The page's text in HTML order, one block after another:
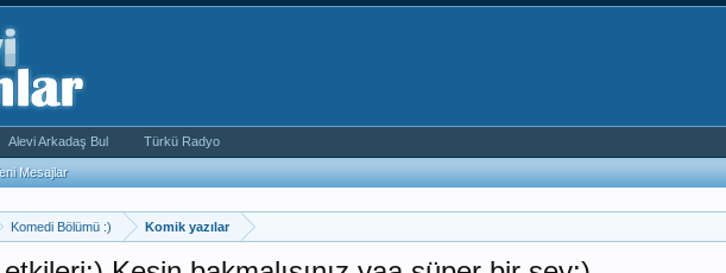
Komedi Bölümü :) Komik yazılar
Mesajlar
Alevi Arkadaş Bul Türkü Radyo